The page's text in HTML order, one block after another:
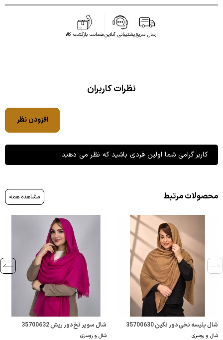
ارسال سریعپشتیبانی آنلاینضمانت بازگشت کالا
نظرات کاربران
افزودن نظر
کاربر گرامی شما اولین فردی باشید که نظر می دهید.
محصولات مرتبط مشاهده همه
شال پلیسه نخی دور نگین 35700630
شال و روسری
شال سوپر نخ دور ریش 35700632
شال و روسری